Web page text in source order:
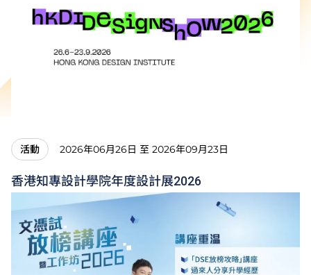
活動 2026年06月26日 至 2026年09月23日
香港知專設計學院年度設計展2026